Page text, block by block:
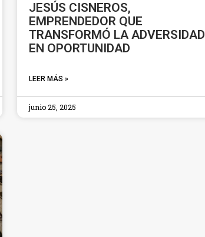
JESÚS CISNEROS,
EMPRENDEDOR QUE
TRANSFORMÓ LA ADVERSIDAD
EN OPORTUNIDAD
LEER MÁS »
junio 25, 2025